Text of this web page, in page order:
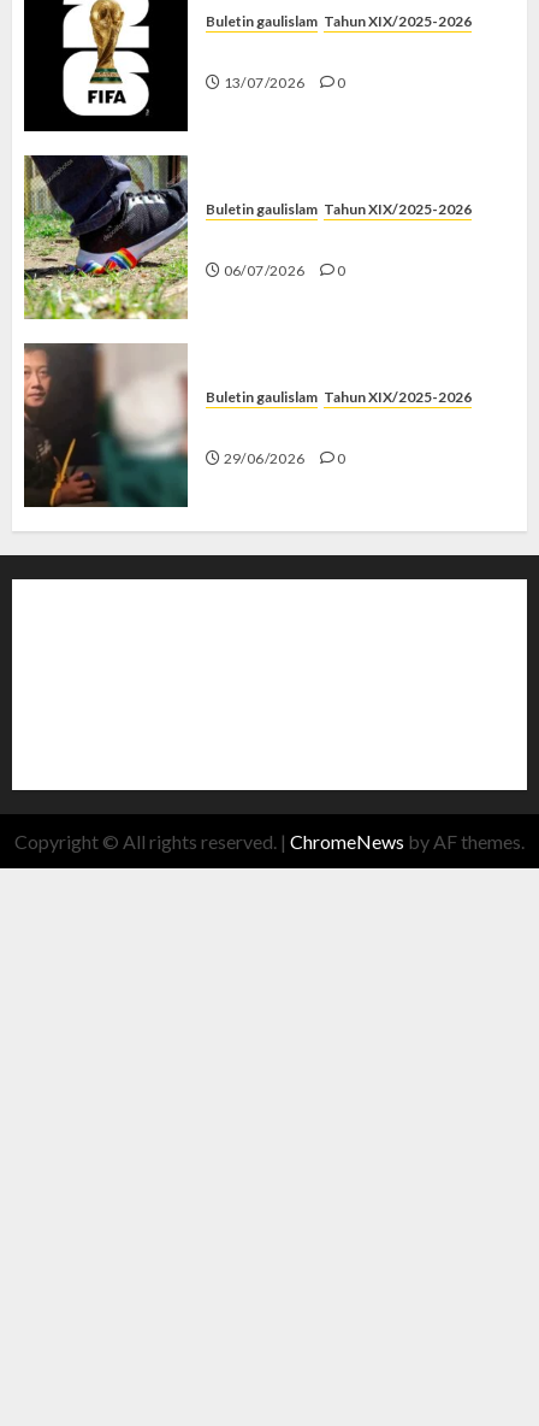
Buletin gaulislam Tahun XIX/2025-2026
13/07/2026 0
Buletin gaulislam Tahun XIX/2025-2026
06/07/2026 0
Buletin gaulislam Tahun XIX/2025-2026
29/06/2026 0
Copyright © All rights reserved. | ChromeNews by AF themes.